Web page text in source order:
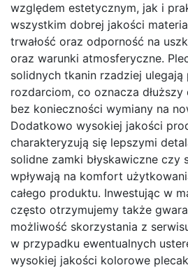
względem estetycznym, jak i
wszystkim dobrej jakości
trwałość oraz odporność na
oraz warunki atmosferyczne.
solidnych tkanin rzadziej
rozdarciom, co oznacza
bez konieczności wymiany na
Dodatkowo wysokiej jakości
charakteryzują się lepszymi
solidne zamki błyskawiczne czy
wpływają na komfort
całego produktu. Inwestując w
często otrzymujemy także
możliwość skorzystania z
w przypadku ewentualnych
wysokiej jakości kolorowe